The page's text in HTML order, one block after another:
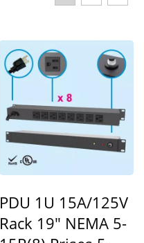
PDU 1U 15A/125V
Rack 19" NEMA 5-